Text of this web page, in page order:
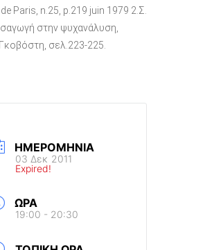
Paris, n.25, p.219 juin 1979 2.Σ.
στην ψυχανάλυση,
σελ.223-225.
ΗΜΕΡΟΜΗΝΊΑ
03 Δεκ 2011
Expired!
ΏΡΑ
19:00 - 20:30